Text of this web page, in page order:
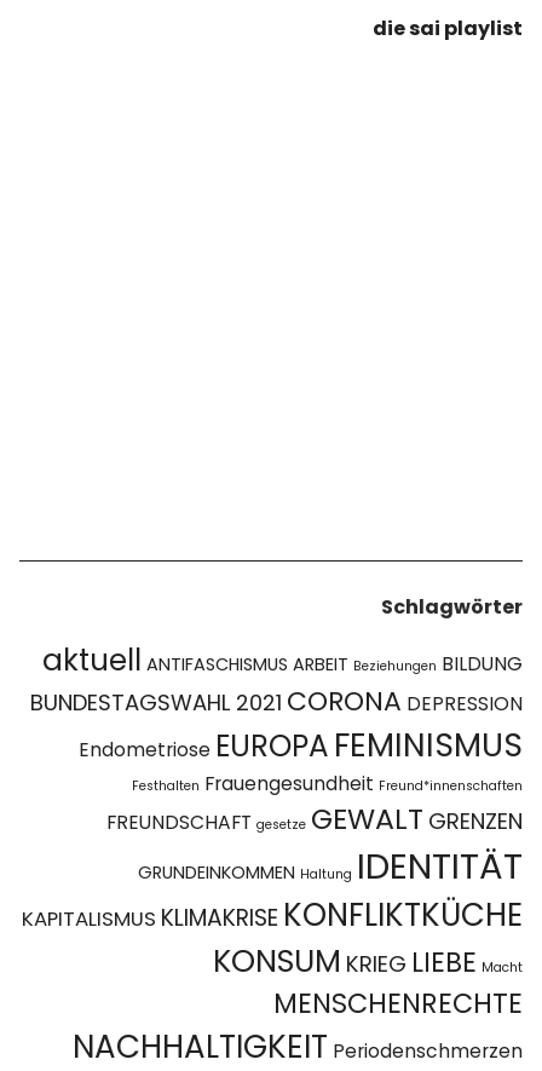
die sai playlist
Schlagwörter
aktuell ANTIFASCHISMUS ARBEIT Beziehungen BILDUNG
BUNDESTAGSWAHL 2021 CORONA DEPRESSION
Endometriose EUROPA FEMINISMUS
Festhalten Frauengesundheit Freund*innenschaften
FREUNDSCHAFT gesetze GEWALT GRENZEN
GRUNDEINKOMMEN Haltung IDENTITÄT
KAPITALISMUS KLIMAKRISE KONFLIKTKÜCHE
KONSUM KRIEG LIEBE Macht
MENSCHENRECHTE
NACHHALTIGKEIT Periodenschmerzen